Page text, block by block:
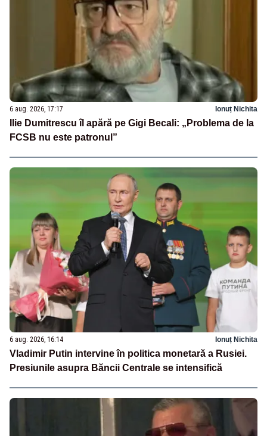
6 aug. 2026, 17:17 Ionuț Nichita
Ilie Dumitrescu îl apără pe Gigi Becali: „Problema de la
FCSB nu este patronul”
6 aug. 2026, 16:14 Ionuț Nichita
Vladimir Putin intervine în politica monetară a Rusiei.
Presiunile asupra Băncii Centrale se intensifică